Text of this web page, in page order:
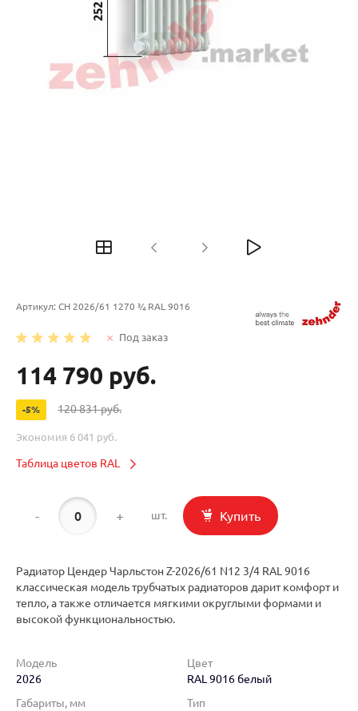
Артикул: CH 2026/61 1270 ¾ RAL 9016
Под заказ
114 790 руб.
-5% 120 831 руб.
Экономия 6 041 руб.
Таблица цветов RAL
- + шт. Купить
Радиатор Цендер Чарльстон Z-2026/61 N12 3/4 RAL 9016
классическая модель трубчатых радиаторов дарит комфорт и
тепло, а также отличается мягкими округлыми формами и
высокой функциональностью.
Модель
2026
Цвет
RAL 9016 белый
Габариты, мм
Тип